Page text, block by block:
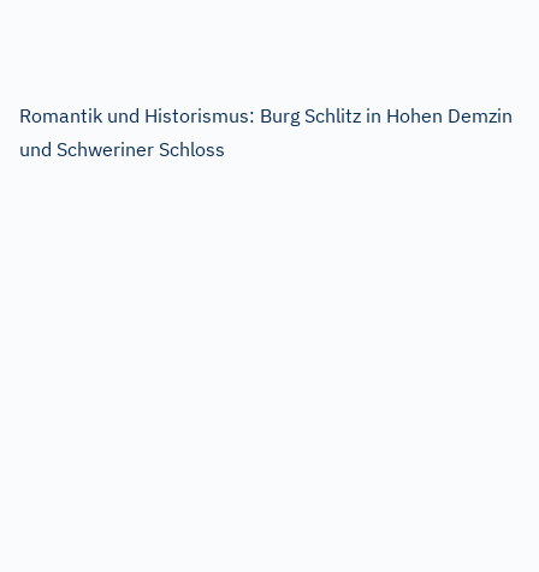
Romantik und Historismus: Burg Schlitz in Hohen Demzin
und Schweriner Schloss